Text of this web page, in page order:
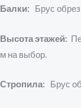
Балки: Брус
Высота этажей:
м на выбор.
Стропила: Брус